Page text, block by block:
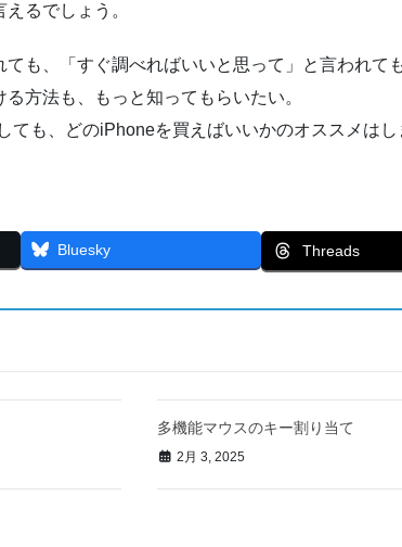
るでしょう。
も、「すぐ調べればいいと思って」と言われて
方法も、もっと知ってもらいたい。
も、どのiPhoneを買えばいいかのオススメは
Bluesky Threads
多機能マウスのキー割り当て
2月 3, 2025